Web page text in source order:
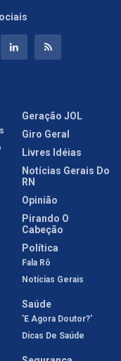
Geração JOL
Giro Geral
Livres Idéias
Notícias Gerais Do
RN
Opinião
Pirando O
Cabeção
Política
Fala Rô
Notícias Gerais
Saúde
'E Agora Doutor?'
Dicas De Saúde